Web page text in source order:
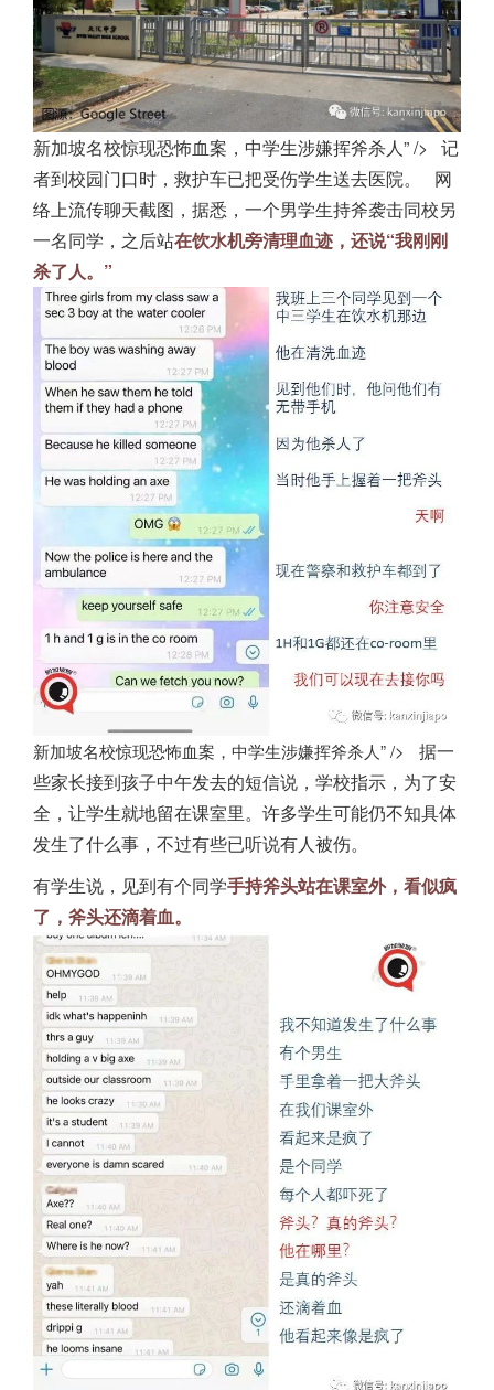
新加坡名校惊现恐怖血案，中学生涉嫌挥斧杀人” />
记
者到校园门口时，救护车已把受伤学生送去医院。
网
络上流传聊天截图， 据悉，一个男学生持斧袭击同校另
一名同学，之后站在饮水机旁清理血迹，还说“我刚刚
杀了人。”
新加坡名校惊现恐怖血案，中学生涉嫌挥斧杀人” />
据一
些家长接到孩子中午发去的短信说，学校指示，为了安
全，让学生就地留在课室里。许多学生可能仍不知具体
发生了什么事，不过有些已听说有人被伤。
有学生说，见到有个同学手持斧头站在课室外，看似疯
了，斧头还滴着血。